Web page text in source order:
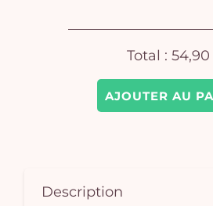
AJOUTER AU
Total :
Description